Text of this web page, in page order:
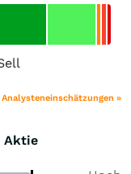
Analysteneinschätzungen »
Aktie